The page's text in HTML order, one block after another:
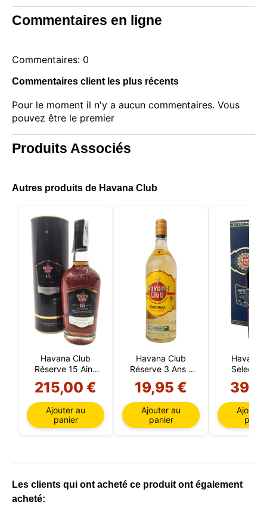
Commentaires en ligne
Commentaires: 0
Commentaires client les plus récents
Pour le moment il n'y a aucun commentaires. Vous
pouvez être le premier
Produits Associés
Autres produits de Havana Club
Havana Club
Réserve 15 Ains
(Cuba)
215,00 €
Ajouter au
panier
Havana Club
Réserve 3 Ans 1
Litre (Cuba)
19,95 €
Ajouter au
panier
Havana
Maestros
Ajouter
Les clients qui ont acheté ce produit ont également
acheté:
votre choix et sélectionner les cookies que vous
nous autorisez à utiliser dans votre session.